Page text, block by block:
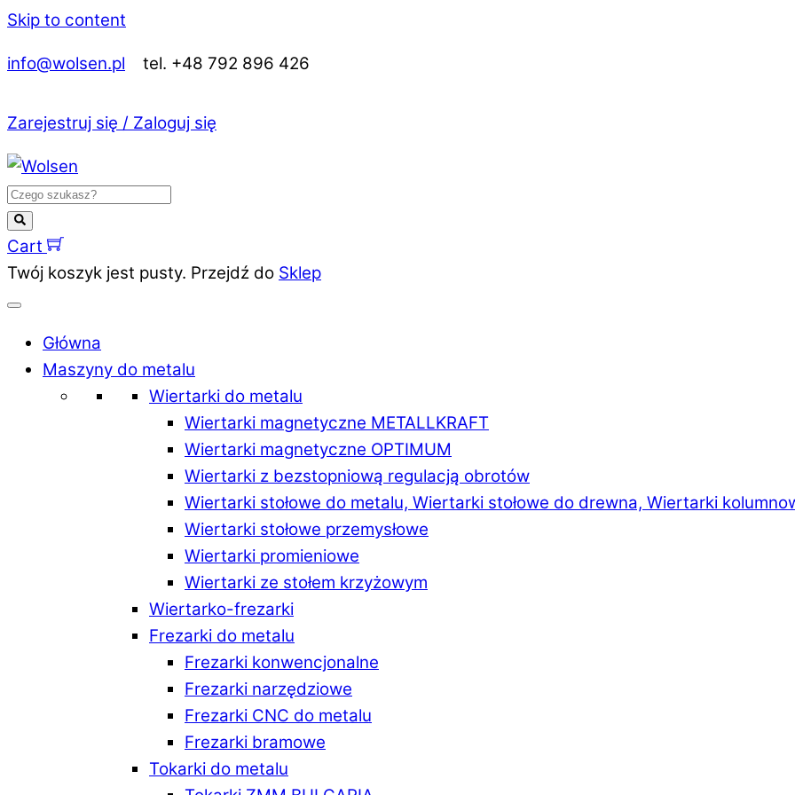
Skip to content
info@wolsen.pl tel. +48 792 896 426
Zarejestruj się / Zaloguj się
Cart
Twój koszyk jest pusty. Przejdź do Sklep
Główna
Maszyny do metalu
Wiertarki do metalu
Wiertarki magnetyczne METALLKRAFT
Wiertarki magnetyczne OPTIMUM
Wiertarki z bezstopniową regulacją obrotów
Wiertarki stołowe do metalu, Wiertarki stołowe do drewna, Wiertarki
Wiertarki stołowe przemysłowe
Wiertarki promieniowe
Wiertarki ze stołem krzyżowym
Wiertarko-frezarki
Frezarki do metalu
Frezarki konwencjonalne
Frezarki narzędziowe
Frezarki CNC do metalu
Frezarki bramowe
Tokarki do metalu